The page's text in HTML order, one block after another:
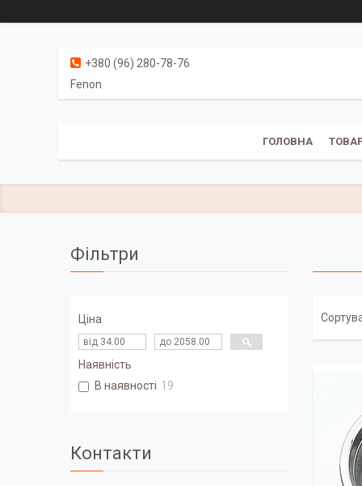
+380 (96) 280-78-76
Fenon
ГОЛОВНА
Фільтри
Ціна
Наявність
В наявності 19
Контакти